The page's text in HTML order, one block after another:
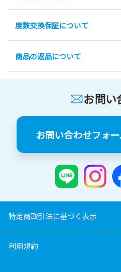
度数交換保証について
商品の返品について
お問い
お問い合わせフォ
特定商取引法に基づく表示
利用規約